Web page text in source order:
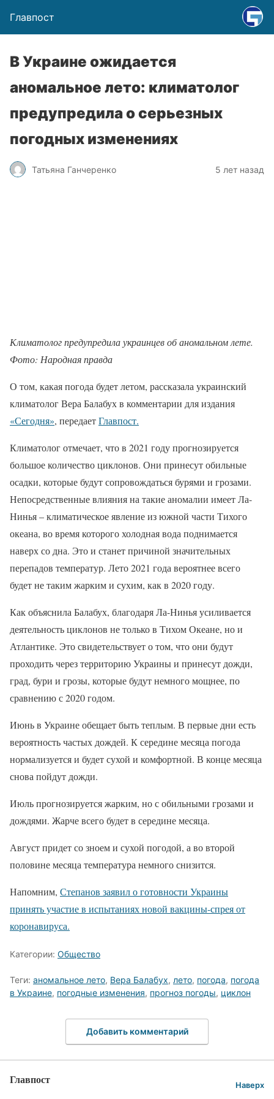
Главпост
В Украине ожидается
аномальное лето: климатолог
предупредила о серьезных
погодных изменениях
Татьяна Ганчеренко 5 лет назад
Климатолог предупредила украинцев об аномальном лете.
Фото: Народная правда
О том, какая погода будет летом, рассказала украинский
климатолог Вера Балабух в комментарии для издания
«Сегодня», передаетГлавпост.
Климатолог отмечает, что в 2021 году прогнозируется
большое количество циклонов. Они принесут обильные
осадки, которые будут сопровождаться бурями и грозами.
Непосредственные влияния на такие аномалии имеет Ла-
Нинья – климатическое явление из южной части Тихого
океана, во время которого холодная вода поднимается
наверх со дна. Это и станет причиной значительных
перепадов температур. Лето 2021 года вероятнее всего
будет не таким жарким и сухим, как в 2020 году.
Как объяснила Балабух, благодаря Ла-Нинья усиливается
деятельность циклонов не только в Тихом Океане, но и
Атлантике. Это свидетельствует о том, что они будут
проходить через территорию Украины и принесут дожди,
град, бури и грозы, которые будут немного мощнее, по
сравнению с 2020 годом.
Июнь в Украине обещает быть теплым. В первые дни есть
вероятность частых дождей. К середине месяца погода
нормализуется и будет сухой и комфортной. В конце месяца
снова пойдут дожди.
Июль прогнозируется жарким, но с обильными грозами и
дождями. Жарче всего будет в середине месяца.
Август придет со зноем и сухой погодой, а во второй
половине месяца температура немного снизится.
Напомним, Степанов заявил о готовности Украины
принять участие в испытаниях новой вакцины-спрея от
коронавируса.
Категории: Общество
Теги: аномальное лето, Вера Балабух, лето, погода, погода
в Украине, погодные изменения, прогноз погоды, циклон
Добавить комментарий
Главпост Наверх